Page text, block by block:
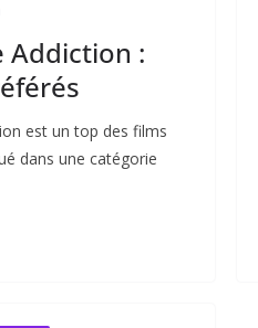
Addiction :
est un top des films
dans une catégorie